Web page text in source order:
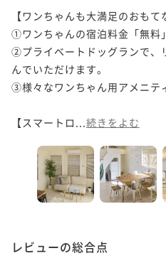
【ワンちゃんも大満足のおもて
①ワンちゃんの宿泊料金「無料
②プライベートドッグランで、
んでいただけます。
③様々なワンちゃん用アメニテ
【スマートロ... 続きをよむ
レビューの総合点